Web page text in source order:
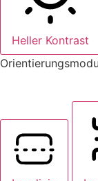
Heller Kontrast